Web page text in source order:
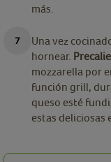
más.
Una vez
hornear.
mozzarella por
función grill,
queso esté
estas deliciosas